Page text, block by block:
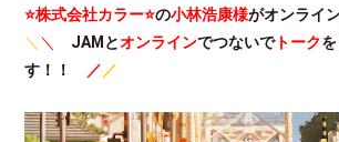
⭐株式会社カラー⭐の小林浩康様がオンライ
＼ ＼ JAMとオンラインでつないでトーク
す！！
／ ／